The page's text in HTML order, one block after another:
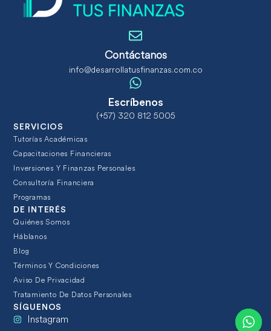
Contáctanos
info@desarrollatusfinanzas.com.co
Escríbenos
(+57) 320 812 5005
SERVICIOS
Tutorías Académicas
Capacitaciones Financieras
Inversiones Y Finanzas Personales
Consultoría Financiera
Programas
DE INTERÉS
Quiénes Somos
Háblanos
Blog
Términos Y Condiciones
Aviso De Privacidad
Tratamiento De Datos Personales
SÍGUENOS
Instagram